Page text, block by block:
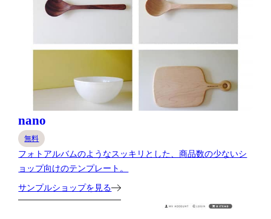
nano
無料
フォトアルバムのようなスッキリとした、商品数の少ないシ
ョップ向けのテンプレート。
サンプルショップを見る